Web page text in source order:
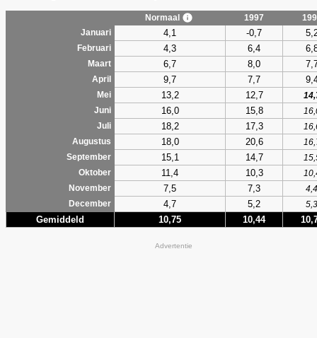
Normaal 1997
Januari
4,1 -0,7
Februari 4,3 6,4
Maart 6,7 8,0
April 9,7 7,7
Mei 13,2 12,7
Juni
16,0 15,8
Juli
18,2 17,3
Augustus
18,0 20,6
September
15,1 14,7
Oktober
11,4 10,3
November
7,5 7,3
4,4
December
4,7 5,2 5,3
Gemiddeld 10,75 10,44
Advertentie